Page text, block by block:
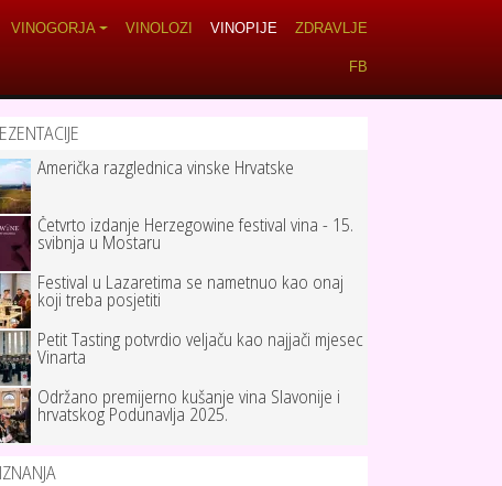
VINOGORJA VINOLOZI VINOPIJE ZDRAVLJE
FB
Američka razglednica vinske Hrvatske
Četvrto izdanje Herzegowine festival vina - 15.
svibnja u Mostaru
Festival u Lazaretima se nametnuo kao onaj
koji treba posjetiti
Petit Tasting potvrdio veljaču kao najjači mjesec
Vinarta
Održano premijerno kušanje vina Slavonije i
hrvatskog Podunavlja 2025.